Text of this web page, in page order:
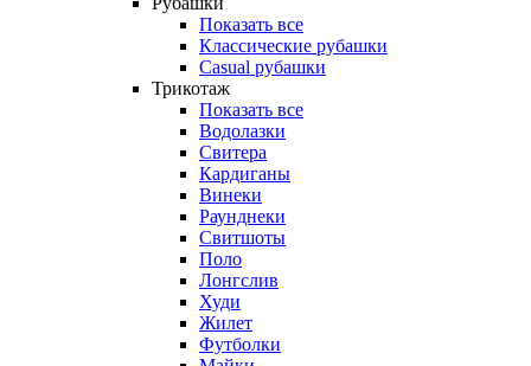
Показать все
Классические рубашки
Casual рубашки
Трикотаж
Показать все
Водолазки
Свитера
Кардиганы
Винеки
Раунднеки
Свитшоты
Поло
Лонгслив
Худи
Жилет
Футболки